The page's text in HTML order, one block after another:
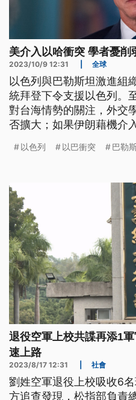
美介入以哈衝突 學者憂削
2023/10/9 12:31 全球
以色列與巴勒斯坦激進組
統拜登下令支援以色列。
對台海情勢的關注，外交
否擴大；如果伊朗藉機介
以色列 以巴衝突 巴勒
退役空軍上校共諜再添1
速上路
2023/8/17 12:31 社會
劉姓空軍退役上校吸收6
方追查發現，松指部負責